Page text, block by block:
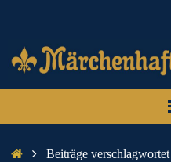
Inhalt
springen
StartBeiträge